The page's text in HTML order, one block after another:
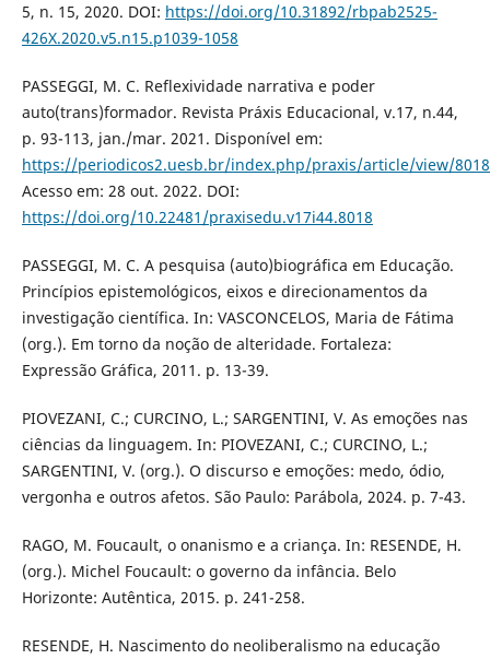
5, n. 15, 2020. DOI: https://doi.org/10.31892/rbpab2525-
426X.2020.v5.n15.p1039-1058
PASSEGGI, M. C. Reflexividade narrativa e poder
auto(trans)formador. Revista Práxis Educacional, v.17, n.44,
p. 93-113, jan./mar. 2021. Disponível em:
https://periodicos2.uesb.br/index.php/praxis/article/view/8018
Acesso em: 28 out. 2022. DOI:
https://doi.org/10.22481/praxisedu.v17i44.8018
PASSEGGI, M. C. A pesquisa (auto)biográfica em Educação.
Princípios epistemológicos, eixos e direcionamentos da
investigação científica. In: VASCONCELOS, Maria de Fátima
(org.). Em torno da noção de alteridade. Fortaleza:
Expressão Gráfica, 2011. p. 13-39.
PIOVEZANI, C.; CURCINO, L.; SARGENTINI, V. As emoções nas
ciências da linguagem. In: PIOVEZANI, C.; CURCINO, L.;
SARGENTINI, V. (org.). O discurso e emoções: medo, ódio,
vergonha e outros afetos. São Paulo: Parábola, 2024. p. 7-43.
RAGO, M. Foucault, o onanismo e a criança. In: RESENDE, H.
(org.). Michel Foucault: o governo da infância. Belo
Horizonte: Autêntica, 2015. p. 241-258.
RESENDE, H. Nascimento do neoliberalismo na educação